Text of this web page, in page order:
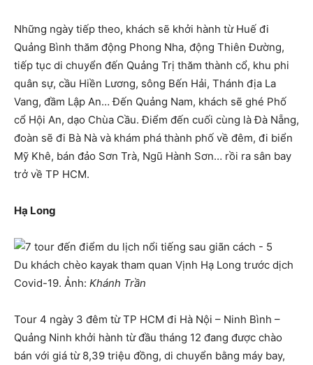
Những ngày tiếp theo, khách sẽ khởi hành từ Huế đi
Quảng Bình thăm động Phong Nha, động Thiên Đường,
tiếp tục di chuyển đến Quảng Trị thăm thành cổ, khu phi
quân sự, cầu Hiền Lương, sông Bến Hải, Thánh địa La
Vang, đầm Lập An… Đến Quảng Nam, khách sẽ ghé Phố
cổ Hội An, dạo Chùa Cầu. Điểm đến cuối cùng là Đà Nẵng,
đoàn sẽ đi Bà Nà và khám phá thành phố về đêm, đi biển
Mỹ Khê, bán đảo Sơn Trà, Ngũ Hành Sơn… rồi ra sân bay
trở về TP HCM.
Hạ Long
Du khách chèo kayak tham quan Vịnh Hạ Long trước dịch
Covid-19. Ảnh: Khánh Trần
Tour 4 ngày 3 đêm từ TP HCM đi Hà Nội – Ninh Bình –
Quảng Ninh khởi hành từ đầu tháng 12 đang được chào
bán với giá từ 8,39 triệu đồng, di chuyển bằng máy bay,